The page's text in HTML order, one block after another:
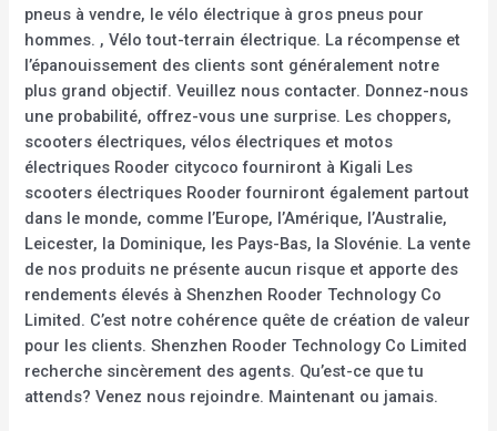
pneus à vendre, le vélo électrique à gros pneus pour
hommes. , Vélo tout-terrain électrique. La récompense et
l’épanouissement des clients sont généralement notre
plus grand objectif. Veuillez nous contacter. Donnez-nous
une probabilité, offrez-vous une surprise. Les choppers,
scooters électriques, vélos électriques et motos
électriques Rooder citycoco fourniront à Kigali Les
scooters électriques Rooder fourniront également partout
dans le monde, comme l’Europe, l’Amérique, l’Australie,
Leicester, la Dominique, les Pays-Bas, la Slovénie. La vente
de nos produits ne présente aucun risque et apporte des
rendements élevés à Shenzhen Rooder Technology Co
Limited. C’est notre cohérence quête de création de valeur
pour les clients. Shenzhen Rooder Technology Co Limited
recherche sincèrement des agents. Qu’est-ce que tu
attends? Venez nous rejoindre. Maintenant ou jamais.